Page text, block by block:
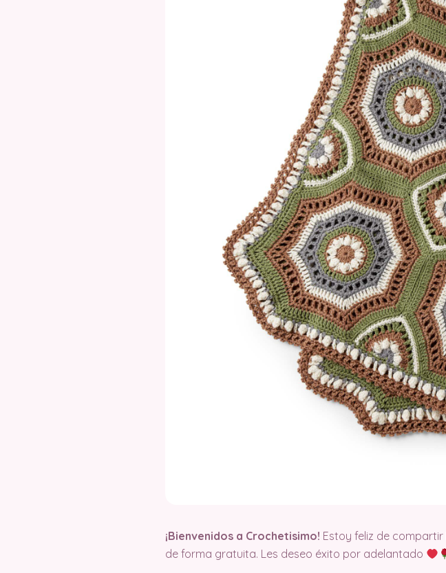
¡Bienvenidos a Crochetisimo! Estoy feliz de compartir
de forma gratuita. Les deseo éxito por adelantado